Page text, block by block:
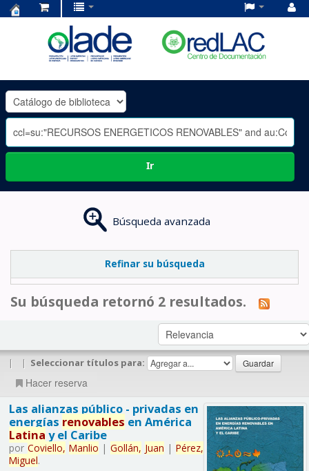
OLADE
-
Ir
Búsqueda avanzada
Refinar su búsqueda
Su búsqueda retornó 2 resultados.
| | Seleccionar títulos para:
Hacer reserva
Las alianzas público - privadas en
energías renovables en América
Latina y el Caribe
por Coviello, Manlio | Gollán, Juan | Pérez,
Miguel.